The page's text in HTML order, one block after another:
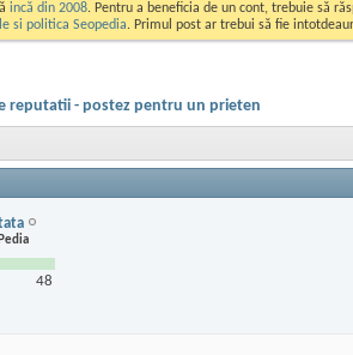
incă din 2008. Pentru a beneficia de un cont, trebuie să
si politica Seopedia. Primul post ar trebui să fie
reputatii - postez pentru un prieten
48